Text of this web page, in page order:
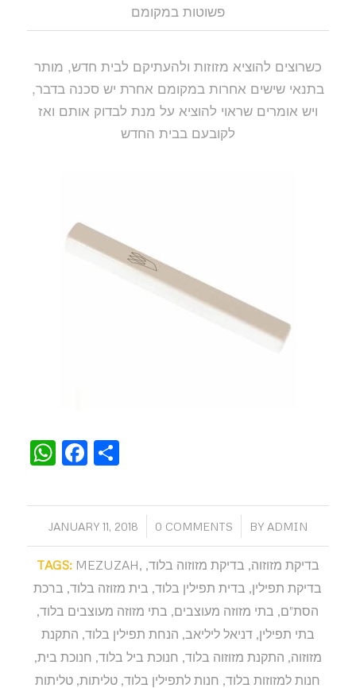
פשוטות במקומם
כשרוצים להוציא מזוזות ולהעתיקם לבית חדש, מותר
בתנאי שישים אחרות במקומם אחרת יש סכנה בדבר,
ויש אומרים שראוי להוציא על מנת לבדוק אותם ואז
לקובעם בבית החדש
WhatsApp
Facebook
Share
JANUARY 11, 2018
/ 0 COMMENTS
/ BY ADMIN
TAGS: MEZUZAH בדיקת מזוזוה בדיקת מזוזוה בלוד
בדיקת תפילין בדית תפילין בלוד, בית מזוזה בלוד, ברכת
הסת"ם בתי מזוזה מעוצבים בתי מזוזה מעוצבים בלוד,
בתי תפילין ,דניאל ליליאב הנחת תפילין בלוד התקנת
מזוזוה התקנת מזוזוה בלוד חנוכת ביל בלוד חנוכת בית
חנות למזוזות בלוד, חנות לתפילין בלוד, טליתות, טליתות